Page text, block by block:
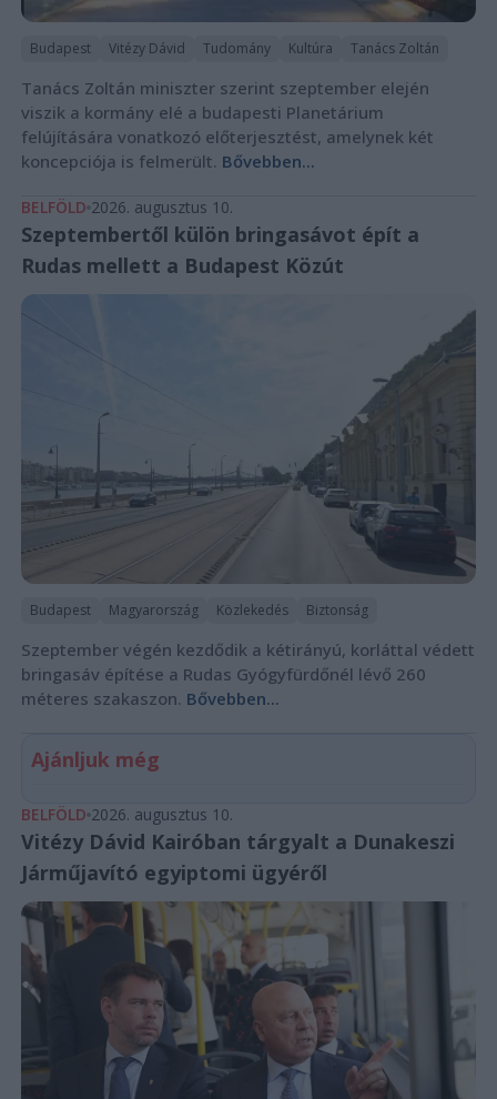
Budapest Vitézy Dávid Tudomány Kultúra Tanács Zoltán
Tanács Zoltán miniszter szerint szeptember elején
viszik a kormány elé a budapesti Planetárium
felújítására vonatkozó előterjesztést, amelynek két
koncepciója is felmerült. Bővebben...
BELFÖLD 2026. augusztus 10.
Szeptembertől külön bringasávot épít a
Rudas mellett a Budapest Közút
Budapest Magyarország Közlekedés Biztonság
Szeptember végén kezdődik a kétirányú, korláttal védett
bringasáv építése a Rudas Gyógyfürdőnél lévő 260
méteres szakaszon. Bővebben...
Ajánljuk még
BELFÖLD 2026. augusztus 10.
Vitézy Dávid Kairóban tárgyalt a Dunakeszi
Járműjavító egyiptomi ügyéről